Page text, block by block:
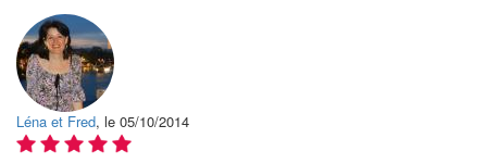
Léna et Fred, le 05/10/2014